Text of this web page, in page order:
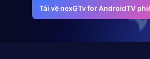
Tải về nexGTv for AndroidTV